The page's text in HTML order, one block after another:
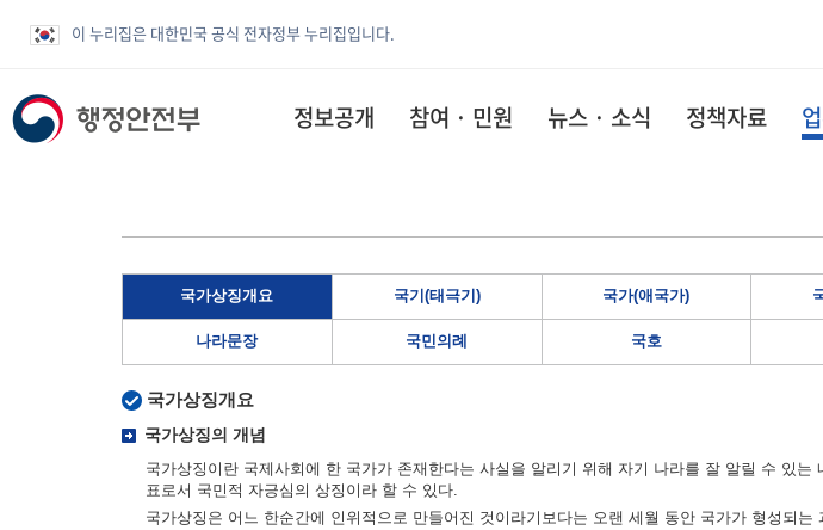
이 누리집은 대한민국 공식 전자정부 누리집입니다.
정보공개 참여 · 민원 뉴스 · 소식 정책자료
국가상징개요 국기(태극기) 국가(애국가)
나라문장 국민의례 국호
국가상징개요
국가상징의 개념
국가상징이란 국제사회에 한 국가가 존재한다는 사실을 알리기 위해 자기 나라를 잘 알릴 수 있는
표로서 국민적 자긍심의 상징이라 할 수 있다.
국가상징은 어느 한순간에 인위적으로 만들어진 것이라기보다는 오랜 세월 동안 국가가 형성되는